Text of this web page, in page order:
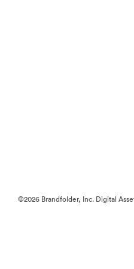
©2026 Brandfolder, Inc. Digital